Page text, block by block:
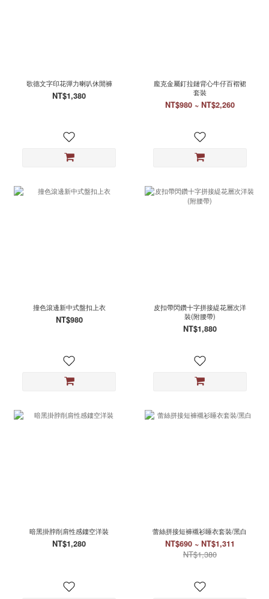
歌德文字印花彈力喇叭休閒褲
NT$1,380
龐克金屬釘拉鏈背心牛仔百褶裙
套裝
NT$980 ~ NT$2,260
撞色滾邊新中式盤扣上衣
NT$980
皮扣帶閃鑽十字拼接緹花層次洋
裝(附腰帶)
NT$1,880
暗黑掛脖削肩性感鏤空洋裝
NT$1,280
蕾絲拼接短褲襯衫睡衣套裝/黑白
NT$690 ~ NT$1,311
NT$1,380